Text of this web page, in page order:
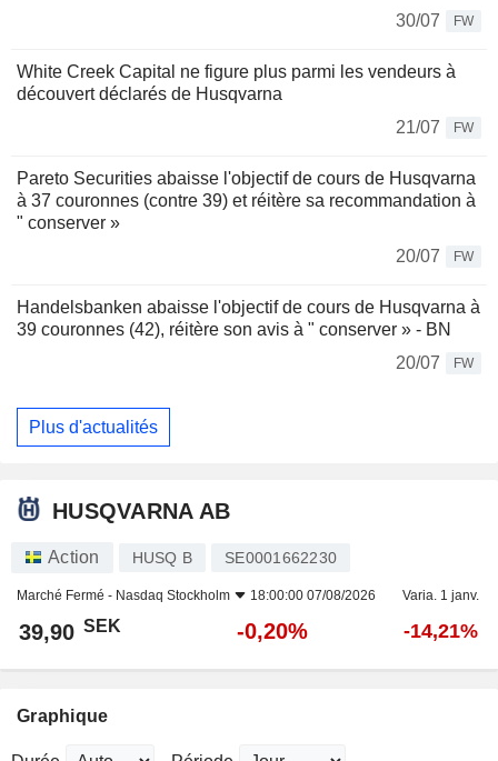
30/07
FW
White Creek Capital ne figure plus parmi les vendeurs à
découvert déclarés de Husqvarna
21/07
FW
Pareto Securities abaisse l'objectif de cours de Husqvarna
à 37 couronnes (contre 39) et réitère sa recommandation à
" conserver »
20/07
FW
Handelsbanken abaisse l'objectif de cours de Husqvarna à
39 couronnes (42), réitère son avis à " conserver » - BN
20/07
FW
Plus d'actualités
HUSQVARNA AB
Action HUSQ B SE0001662230
Marché Fermé - Nasdaq Stockholm 18:00:00 07/08/2026 Varia. 1 janv.
39,90 SEK -0,20% -14,21%
Graphique